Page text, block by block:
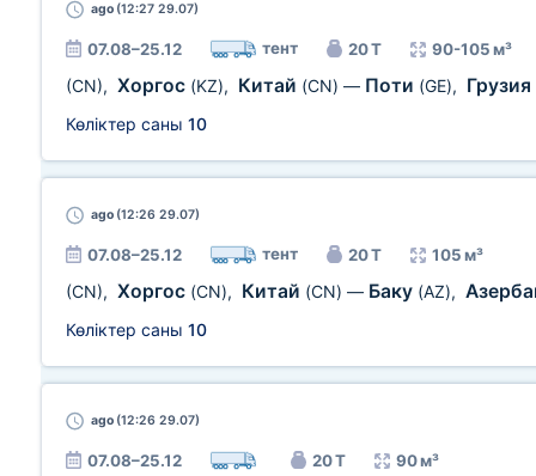
ago (12:27 29.07)
07.08–25.12 тент 20 Т 90-105 м³
(CN), Хоргос (KZ), Китай (CN) — Поти (GE), Грузия
Көліктер саны 10
ago (12:26 29.07)
07.08–25.12 тент 20 Т 105 м³
(CN), Хоргос (CN), Китай (CN) — Баку (AZ),
Көліктер саны 10
ago (12:26 29.07)
07.08–25.12 20 Т 90 м³